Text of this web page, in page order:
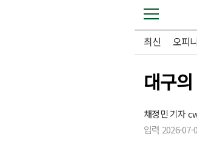
최신 오피
대구
채정민 기자
입력 2026-07-